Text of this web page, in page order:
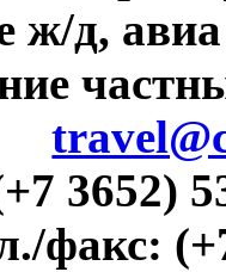
ж/д,
3652)
факс: